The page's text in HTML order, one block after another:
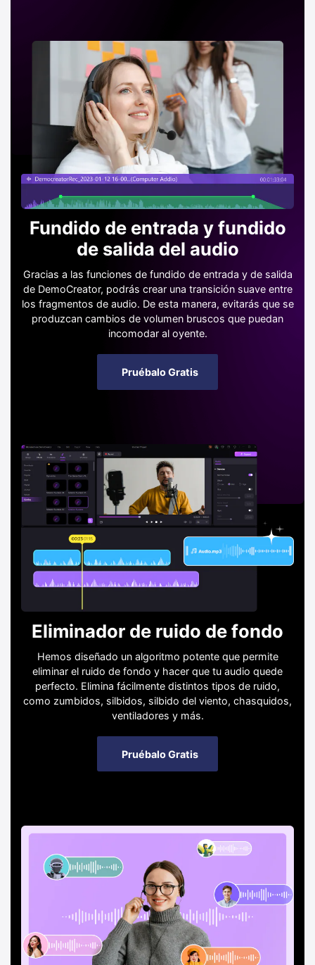
Fundido de entrada y fundido
de salida del audio
Gracias a las funciones de fundido de entrada y de salida
de DemoCreator, podrás crear una transición suave entre
los fragmentos de audio. De esta manera, evitarás que se
produzcan cambios de volumen bruscos que puedan
incomodar al oyente.
Pruébalo Gratis
Eliminador de ruido de fondo
Hemos diseñado un algoritmo potente que permite
eliminar el ruido de fondo y hacer que tu audio quede
perfecto. Elimina fácilmente distintos tipos de ruido,
como zumbidos, silbidos, silbido del viento, chasquidos,
ventiladores y más.
Pruébalo Gratis